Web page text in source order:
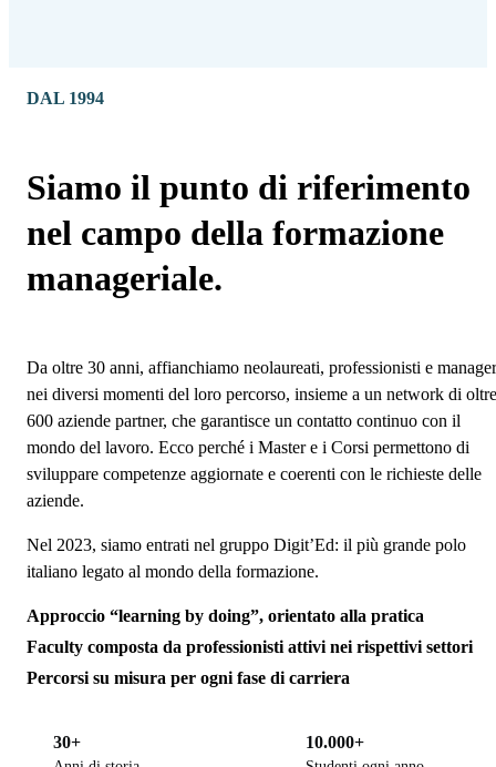
DAL 1994
Siamo il punto di riferimento
nel campo della formazione
manageriale.
Da oltre 30 anni, affianchiamo neolaureati, professionisti e manager
nei diversi momenti del loro percorso, insieme a un network di oltre
600 aziende partner, che garantisce un contatto continuo con il
mondo del lavoro. Ecco perché i Master e i Corsi permettono di
sviluppare competenze aggiornate e coerenti con le richieste delle
aziende.
Nel 2023, siamo entrati nel gruppo Digit’Ed: il più grande polo
italiano legato al mondo della formazione.
Approccio “learning by doing”, orientato alla pratica
Faculty composta da professionisti attivi nei rispettivi settori
Percorsi su misura per ogni fase di carriera
30+ 10.000+